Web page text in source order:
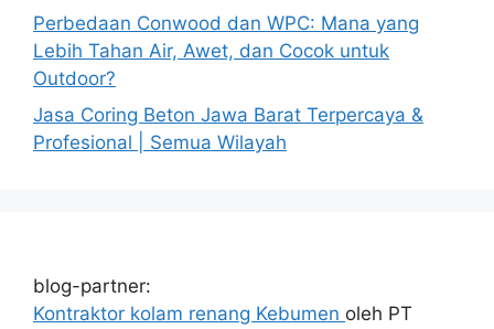
Perbedaan Conwood dan WPC: Mana yang
Lebih Tahan Air, Awet, dan Cocok untuk
Outdoor?
Jasa Coring Beton Jawa Barat Terpercaya &
Profesional | Semua Wilayah
blog-partner:
Kontraktor kolam renang Kebumen oleh PT